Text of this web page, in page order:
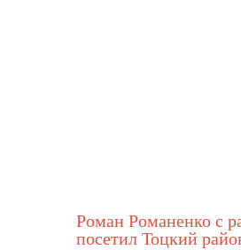
Роман Романенко с
посетил Тоцкий